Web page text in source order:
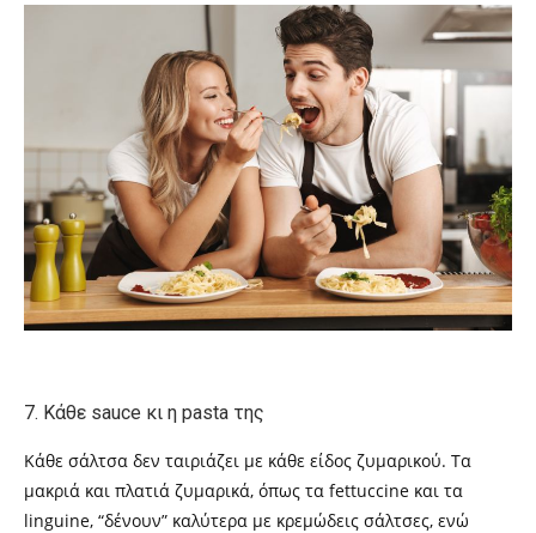
7. Κάθε sauce κι η pasta της
Κάθε σάλτσα δεν ταιριάζει με κάθε είδος ζυμαρικού. Τα
μακριά και πλατιά ζυμαρικά, όπως τα fettuccine και τα
linguine, “δένουν” καλύτερα με κρεμώδεις σάλτσες, ενώ